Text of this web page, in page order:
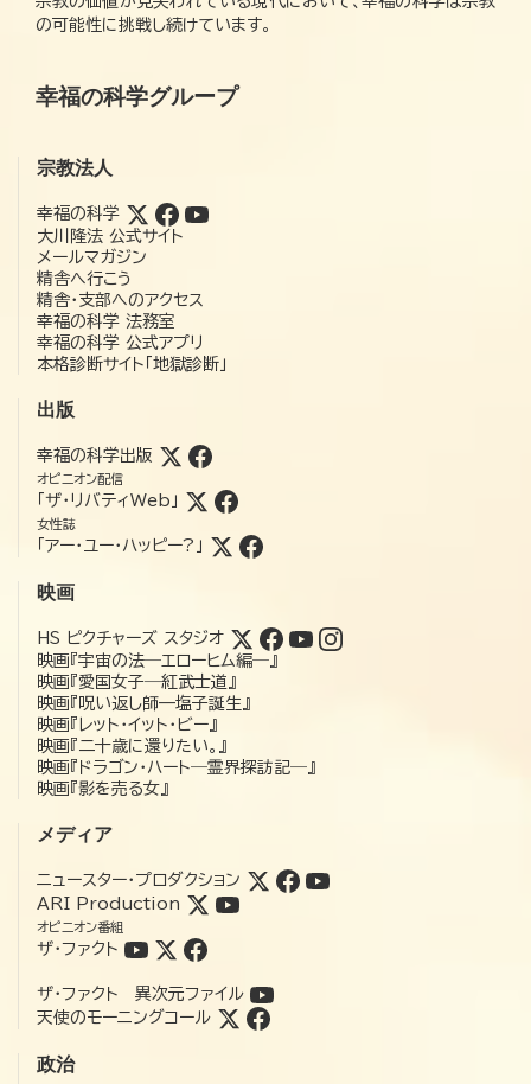
の可能性に挑戦し続けています。
幸福の科学グループ
宗教法人
幸福の科学
大川隆法 公式サイト
メールマガジン
精舎へ行こう
精舎・支部へのアクセス
幸福の科学 法務室
幸福の科学 公式アプリ
本格診断サイト「地獄診断」
出版
幸福の科学出版
オピニオン配信
「ザ・リバティWeb」
女性誌
「アー・ユー・ハッピー?」
映画
HS ピクチャーズ スタジオ
映画『宇宙の法―エローヒム編―』
映画『愛国女子―紅武士道』
映画『呪い返し師—塩子誕生』
映画『レット・イット・ビー』
映画『二十歳に還りたい。』
映画『ドラゴン・ハート―霊界探訪記―』
映画『影を売る女』
メディア
ニュースター・プロダクション
ARI Production
オピニオン番組
ザ・ファクト
ザ・ファクト 異次元ファイル
天使のモーニングコール
政治